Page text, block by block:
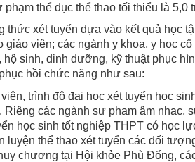
thể dục thể thao tối thiểu là 5,0
xét tuyển dựa vào kết quả học
viên; các ngành y khoa, y học cổ
sinh, dinh dưỡng, kỹ thuật phục
hồi chức năng như sau:
trình độ đại học xét tuyển học
các ngành sư phạm âm nhạc,
học sinh tốt nghiệp THPT có học
luyện thể thao xét tuyển các đối
chương tại Hội khỏe Phù Đổng,